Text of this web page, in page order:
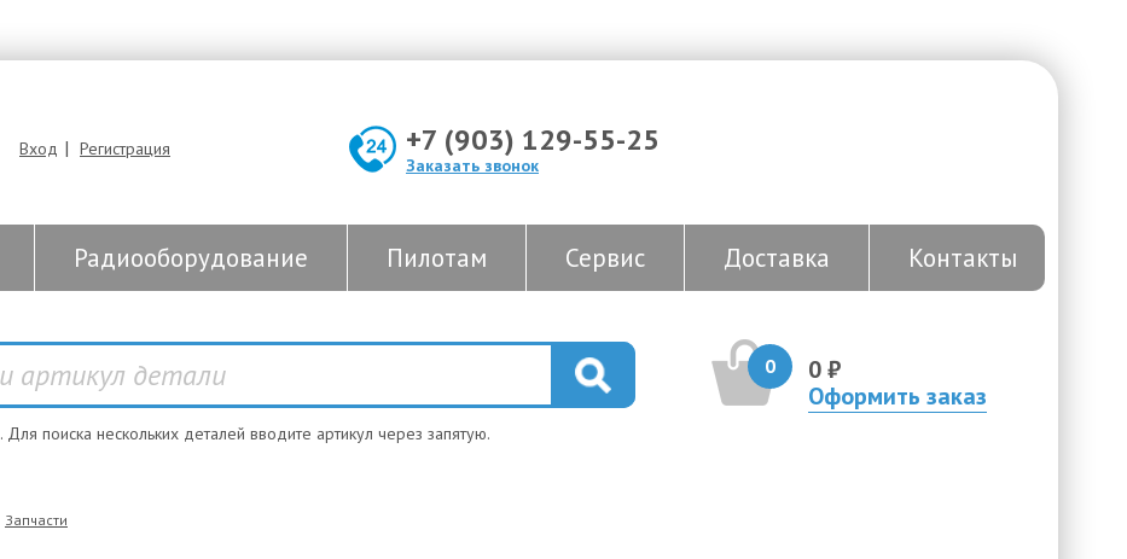
Вход | Регистрация +7 (903) 129-55-25
Заказать звонок
Радиооборудование Пилотам Сервис Доставка Контакты
0
0 ₽
Оформить заказ
. Для поиска нескольких деталей вводите артикул через запятую.
Запчасти